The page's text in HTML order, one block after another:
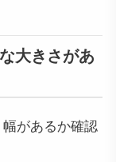
大きさがあ
があるか確認